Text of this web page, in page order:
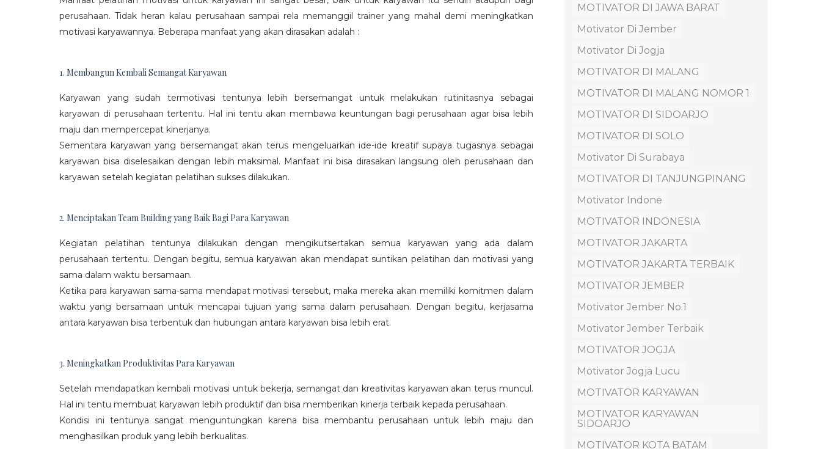
perusahaan. Tidak heran kalau perusahaan sampai rela memanggil trainer yang mahal demi meningkatkan
motivasi karyawannya. Beberapa manfaat yang akan dirasakan adalah :
1. Membangun Kembali Semangat Karyawan
Karyawan yang sudah termotivasi tentunya lebih bersemangat untuk melakukan rutinitasnya sebagai
karyawan di perusahaan tertentu. Hal ini tentu akan membawa keuntungan bagi perusahaan agar bisa lebih
maju dan mempercepat kinerjanya.
Sementara karyawan yang bersemangat akan terus mengeluarkan ide-ide kreatif supaya tugasnya sebagai
karyawan bisa diselesaikan dengan lebih maksimal. Manfaat ini bisa dirasakan langsung oleh perusahaan dan
karyawan setelah kegiatan pelatihan sukses dilakukan.
2. Menciptakan Team Building yang Baik Bagi Para Karyawan
Kegiatan pelatihan tentunya dilakukan dengan mengikutsertakan semua karyawan yang ada dalam
perusahaan tertentu. Dengan begitu, semua karyawan akan mendapat suntikan pelatihan dan motivasi yang
sama dalam waktu bersamaan.
Ketika para karyawan sama-sama mendapat motivasi tersebut, maka mereka akan memiliki komitmen dalam
waktu yang bersamaan untuk mencapai tujuan yang sama dalam perusahaan. Dengan begitu, kerjasama
antara karyawan bisa terbentuk dan hubungan antara karyawan bisa lebih erat.
3. Meningkatkan Produktivitas Para Karyawan
Setelah mendapatkan kembali motivasi untuk bekerja, semangat dan kreativitas karyawan akan terus muncul.
Hal ini tentu membuat karyawan lebih produktif dan bisa memberikan kinerja terbaik kepada perusahaan.
Kondisi ini tentunya sangat menguntungkan karena bisa membantu perusahaan untuk lebih maju dan
menghasilkan produk yang lebih berkualitas.
MOTIVATOR DI JAWA BARAT
Motivator Di Jember
Motivator Di Jogja
MOTIVATOR DI MALANG
MOTIVATOR DI MALANG NOMOR 1
MOTIVATOR DI SIDOARJO
MOTIVATOR DI SOLO
Motivator Di Surabaya
MOTIVATOR DI TANJUNGPINANG
Motivator Indone
MOTIVATOR INDONESIA
MOTIVATOR JAKARTA
MOTIVATOR JAKARTA TERBAIK
MOTIVATOR JEMBER
Motivator Jember No.1
Motivator Jember Terbaik
MOTIVATOR JOGJA
Motivator Jogja Lucu
MOTIVATOR KARYAWAN
MOTIVATOR KARYAWAN
SIDOARJO
MOTIVATOR KOTA BATAM